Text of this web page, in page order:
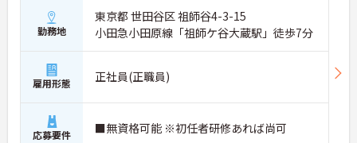
【チームでの情報共有が徹底されており、安心して
業務に取り組める体制です】
の体調や業務連絡を細やかに共有する仕組みがあり
ます。
・多職種連携で職種を超えて相談しやすい雰囲気の
もと、困った時もすぐにお互いをフォローし合えま
す。
勤務地
東京都 世田谷区 祖師谷4-3-15
小田急小田原線「祖師ケ谷大蔵駅」徒歩7分
雇用形態 正社員(正職員)
応募要件 ■無資格可能 ※初任者研修あれば尚可